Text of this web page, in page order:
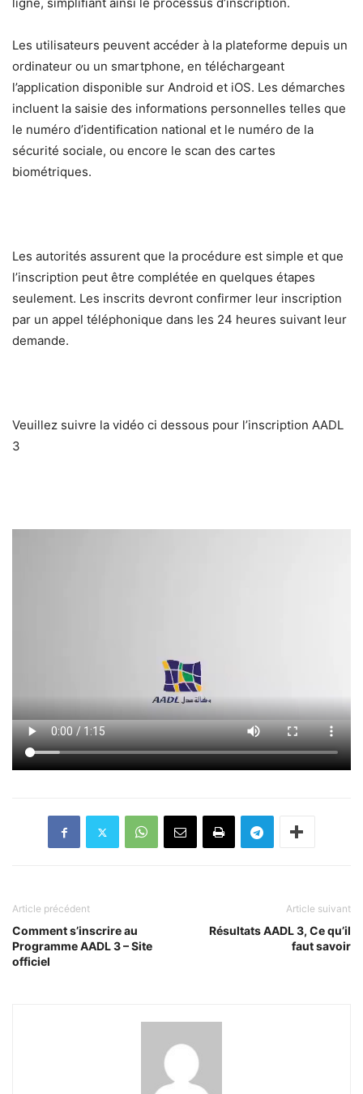
Les utilisateurs peuvent accéder à la plateforme depuis un
ordinateur ou un smartphone, en téléchargeant
l’application disponible sur Android et iOS. Les démarches
incluent la saisie des informations personnelles telles que
le numéro d’identification national et le numéro de la
sécurité sociale, ou encore le scan des cartes
biométriques.
Les autorités assurent que la procédure est simple et que
l’inscription peut être complétée en quelques étapes
seulement. Les inscrits devront confirmer leur inscription
par un appel téléphonique dans les 24 heures suivant leur
demande.
Veuillez suivre la vidéo ci dessous pour l’inscription AADL
3
Article précédent
Comment s’inscrire au
Programme AADL 3 – Site
officiel
Article suivant
Résultats AADL 3, Ce qu’il
faut savoir